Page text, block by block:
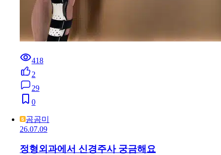
418
2
29
0
곰곰미
26.07.09
정형외과에서 신경주사 궁금해요